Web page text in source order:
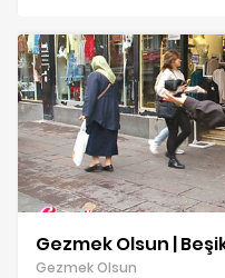
Gezmek Olsun |
Gezmek Olsun